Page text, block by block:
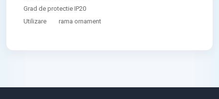
Grad de protectie IP20
Utilizare
rama ornament